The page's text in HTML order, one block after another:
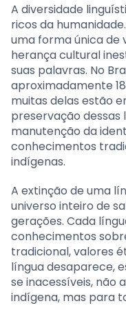
A diversidade
ricos da
uma forma única de
herança cultural
suas palavras. No
aproximadamente
muitas delas estão
preservação dessas
manutenção da
conhecimentos
indígenas.
A extinção de uma
universo inteiro de
gerações. Cada
conhecimentos
tradicional, valores
língua desaparece,
se inacessíveis, não
indígena, mas para